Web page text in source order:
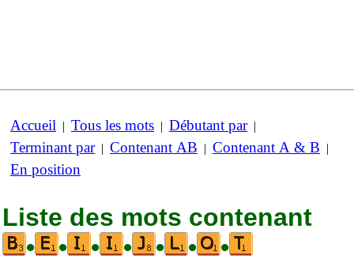
Accueil | Tous les mots | Débutant par|
Terminant par| Contenant AB | Contenant A & B |
En position
Liste des mots contenant
•
• • • • • •